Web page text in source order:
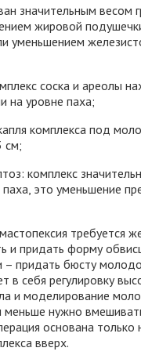
значительным весом
жировой
уменьшением
соска и ареолы
на уровне паха;
комплекса под
см;
комплекс
паха, это уменьшение
требуется
и придать форму
– придать бюсту
в себя регулировку
и моделирование
нужно
основана только
вверх.